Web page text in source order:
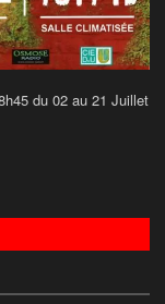
du 02 au 21 Juillet